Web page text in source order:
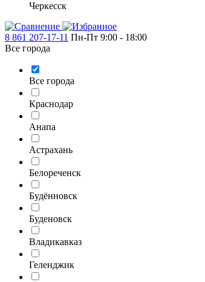
Черкесск
8 861 207-17-11 Пн-Пт 9:00 - 18:00
Все города
Все города
Краснодар
Анапа
Астрахань
Белореченск
Будённовск
Буденовск
Владикавказ
Геленджик